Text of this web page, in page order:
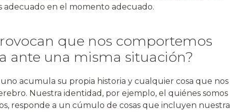
en el momento adecuado.
que nos comportemos
ante una misma situación?
acumula su propia historia y cualquier cosa que nos
Nuestra identidad, por ejemplo, el quiénes somos
responde a un cúmulo de cosas que incluyen nuestra